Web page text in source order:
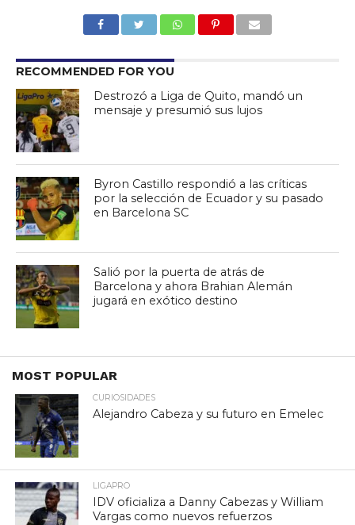
RECOMMENDED FOR YOU
Destrozó a Liga de Quito, mandó un
mensaje y presumió sus lujos
Byron Castillo respondió a las críticas
por la selección de Ecuador y su pasado
en Barcelona SC
Salió por la puerta de atrás de
Barcelona y ahora Brahian Alemán
jugará en exótico destino
MOST POPULAR
CURIOSIDADES
Alejandro Cabeza y su futuro en Emelec
LIGAPRO
IDV oficializa a Danny Cabezas y William
Vargas como nuevos refuerzos